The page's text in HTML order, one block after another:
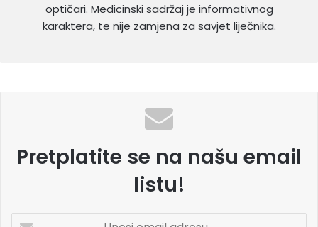
optičari. Medicinski sadržaj je informativnog
karaktera, te nije zamjena za savjet liječnika.
Pretplatite se na našu email
listu!